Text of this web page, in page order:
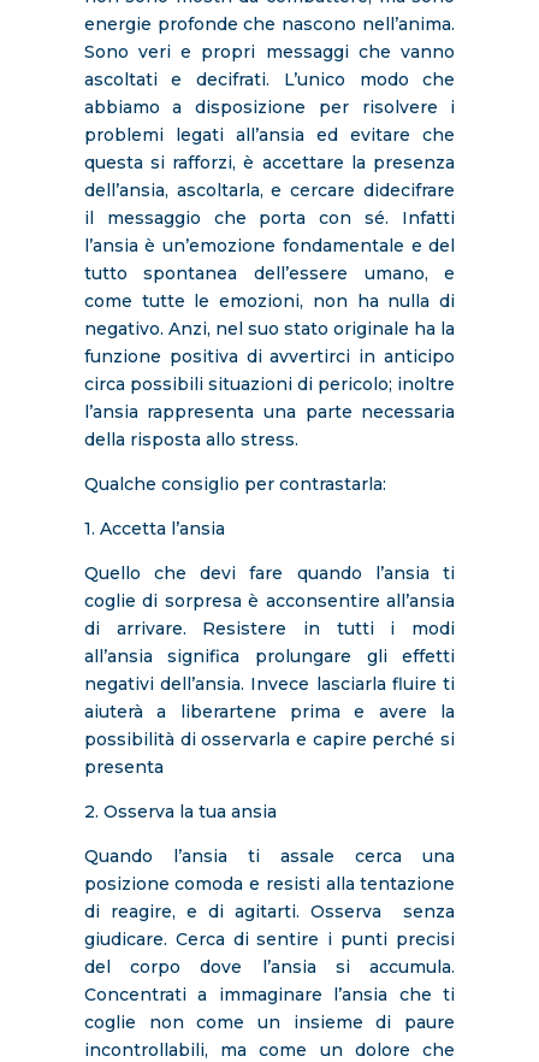
energie profonde che nascono nell’anima.
Sono veri e propri messaggi che vanno
ascoltati e decifrati. L’unico modo che
abbiamo a disposizione per risolvere i
problemi legati all’ansia ed evitare che
questa si rafforzi, è accettare la presenza
dell’ansia, ascoltarla, e cercare didecifrare
il messaggio che porta con sé. Infatti
l’ansia è un’emozione fondamentale e del
tutto spontanea dell’essere umano, e
come tutte le emozioni, non ha nulla di
negativo. Anzi, nel suo stato originale ha la
funzione positiva di avvertirci in anticipo
circa possibili situazioni di pericolo; inoltre
l’ansia rappresenta una parte necessaria
della risposta allo stress.
Qualche consiglio per contrastarla:
1. Accetta l’ansia
Quello che devi fare quando l’ansia ti
coglie di sorpresa è acconsentire all’ansia
di arrivare. Resistere in tutti i modi
all’ansia significa prolungare gli effetti
negativi dell’ansia. Invece lasciarla fluire ti
aiuterà a liberartene prima e avere la
possibilità di osservarla e capire perché si
presenta
2. Osserva la tua ansia
Quando l’ansia ti assale cerca una
posizione comoda e resisti alla tentazione
di reagire, e di agitarti. Osserva senza
giudicare. Cerca di sentire i punti precisi
del corpo dove l’ansia si accumula.
Concentrati a immaginare l’ansia che ti
coglie non come un insieme di paure
incontrollabili, ma come un dolore che